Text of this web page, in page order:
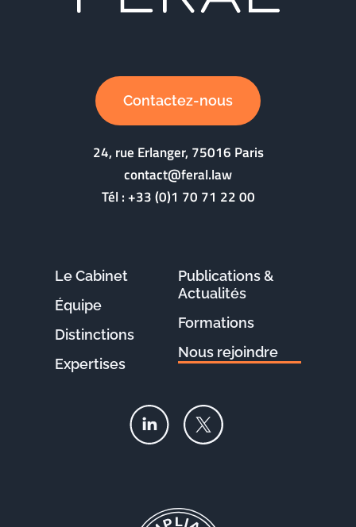
Contactez-nous
24, rue Erlanger, 75016 Paris
contact@feral.law
Tél :+33 (0)1 70 71 22 00
Le Cabinet
Équipe
Distinctions
Expertises
Publications &
Actualités
Formations
Nous rejoindre